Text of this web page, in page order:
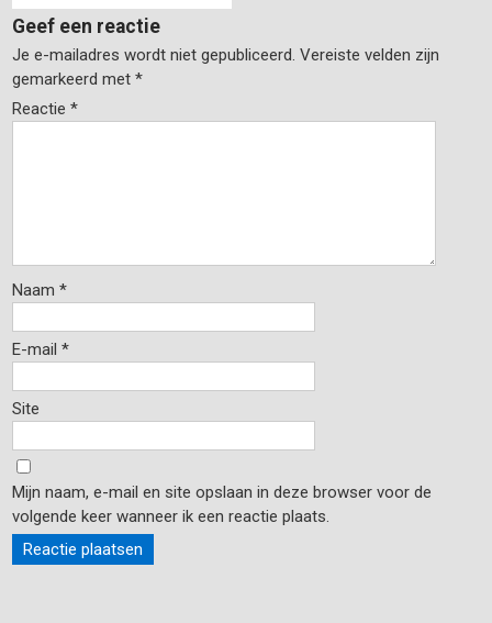
Geef een reactie
Je e-mailadres wordt niet gepubliceerd. Vereiste velden zijn
gemarkeerd met*
Reactie*
Naam*
E-mail*
Site
Mijn naam, e-mail en site opslaan in deze browser voor de
volgende keer wanneer ik een reactie plaats.